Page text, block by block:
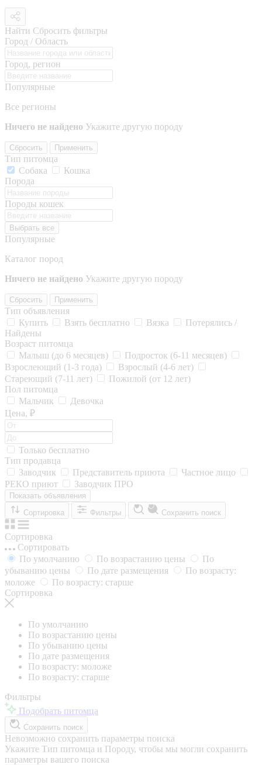
Найти Сбросить фильтры
Город / Область
Город, регион
Популярные
Все регионы
Ничего не найдено Укажите другую породу
Сбросить Применить
Тип питомца
Собака
Кошка
Порода
Породы кошек
Выбрать все
Популярные
Каталог пород
Ничего не найдено Укажите другую породу
Сбросить Применить
Тип объявления
Купить
Взять бесплатно Вязка
Потерялись /
Найдены
Возраст питомца
Малыш (до 6 месяцев)
Подросток (6-11 месяцев)
Взрослеющий (1-3 года)
Взрослый (4-6 лет)
Стареющий (7-11 лет)
Пожилой (от 12 лет)
Пол питомца
Мальчик
Девочка
Цена, ₽
Только бесплатно
Тип продавца
Заводчик
Представитель приюта
Частное лицо
РЕКО приют
Заводчик ПРО
Показать объявления
Сортировка
Фильтры Сохранить поиск
Сортировка
Сортировать
По умолчанию
По возрастанию цены
По
убыванию цены
По дате размещения
По возрасту:
моложе
По возрасту: старше
Сортировка
По умолчанию
По возрастанию цены
По убыванию цены
По дате размещения
По возрасту: моложе
По возрасту: старше
Фильтры
Подобрать питомца
Сохранить поиск
Невозможно сохранить параметры поиска
Укажите Тип питомца и Породу, чтобы мы могли сохранить
параметры вашего поиска